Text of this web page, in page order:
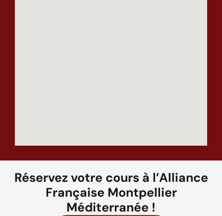
Réservez votre cours à l’Alliance
Française Montpellier
Méditerranée !